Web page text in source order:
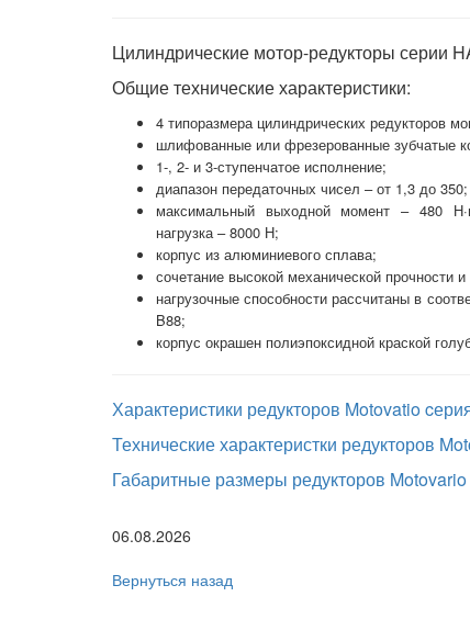
Цилиндрические мотор-редукторы серии
Общие технические характеристики:
4 типоразмера цилиндрических редукторов
шлифованные или фрезерованные зубчатые
1-, 2- и 3-ступенчатое исполнение;
диапазон передаточных чисел – от 1,3 до 350;
максимальный выходной момент – 480
нагрузка – 8000 Н;
корпус из алюминиевого сплава;
сочетание высокой механической прочности
нагрузочные способности рассчитаны в
B88;
корпус окрашен полиэпоксидной краской
Характеристики редукторов Motovatio
Технические характеристки редукторов
Габаритные размеры редукторов
06.08.2026
Вернуться назад